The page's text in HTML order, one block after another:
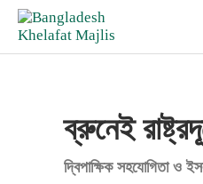
ব্রুনেই
দ্বিপাক্ষিক সহযোগিতা ও